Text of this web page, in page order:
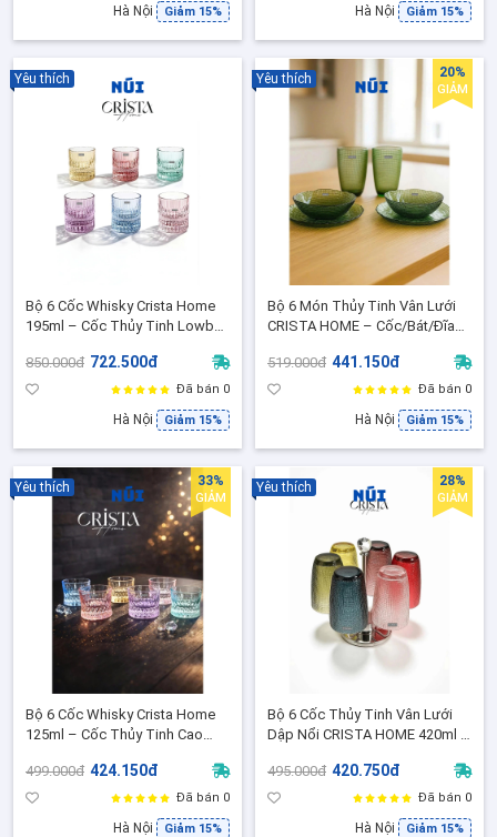
Hà Nội Giảm 15% Hà Nội Giảm 15%
Bộ 6 Cốc Whisky Crista Home
195ml – Cốc Thủy Tinh Lowball
Màu (60221)
850.000đ 722.500đ
Đã bán 0
Hà Nội Giảm 15%
Yêu thích
Bộ 6 Món Thủy Tinh Vân Lưới
CRISTA HOME – Cốc/Bát/Đĩa
519.000đ 441.150đ
Đã bán 0
Hà Nội Giảm 15%
Yêu thích 20%
GIẢM
Bộ 6 Cốc Whisky Crista Home
125ml – Cốc Thủy Tinh Cao
Màu (60220)
499.000đ 424.150đ
Đã bán 0
Hà Nội Giảm 15%
Yêu thích 33%
GIẢM
Bộ 6 Cốc Thủy Tinh Vân Lưới
Dập Nổi CRISTA HOME 420ml –
Màu sắc rực rỡ
495.000đ 420.750đ
Đã bán 0
Hà Nội Giảm 15%
Yêu thích 28%
GIẢM